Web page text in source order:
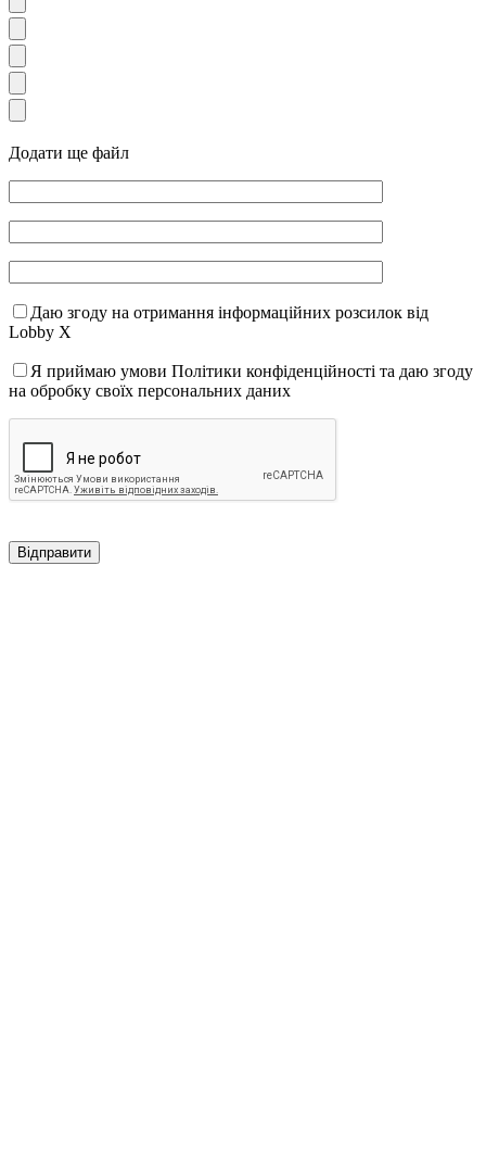
Додати ще файл
Даю згоду на отримання інформаційних розсилок від
Lobby X
Я приймаю умови Політики конфіденційності та даю згоду
на обробку своїх персональних даних